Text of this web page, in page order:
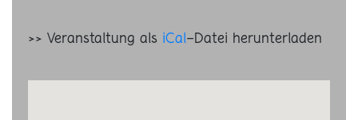
>> Veranstaltung als iCal-Datei herunterladen